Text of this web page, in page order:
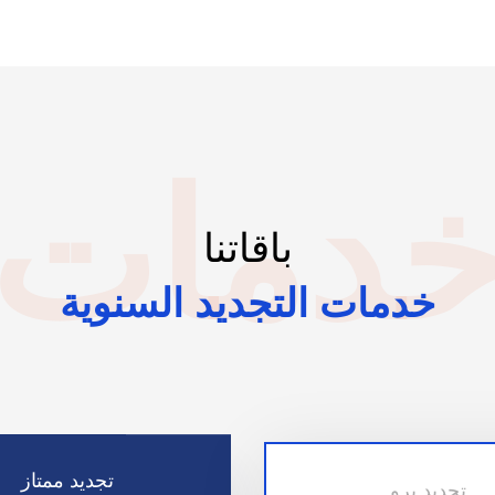
خدمات
باقاتنا
خدمات التجديد السنوية
تجديد ممتاز